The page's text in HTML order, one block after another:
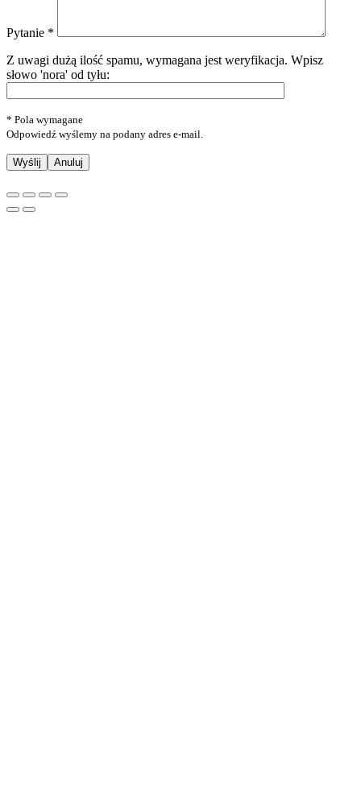
Pytanie *
Z uwagi dużą ilość spamu, wymagana jest weryfikacja. Wpisz
słowo 'nora' od tyłu:
* Pola wymagane
Odpowiedź wyślemy na podany adres e-mail.
Anuluj